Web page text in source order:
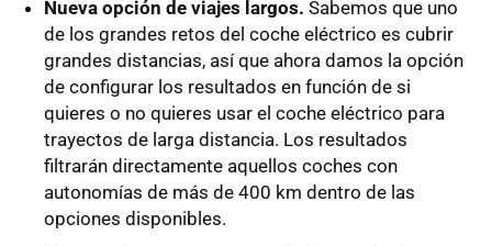
Nueva opción de viajes largos. Sabemos que uno
de los grandes retos del coche eléctrico es cubrir
grandes distancias, así que ahora damos la opción
de configurar los resultados en función de si
quieres o no quieres usar el coche eléctrico para
trayectos de larga distancia. Los resultados
filtrarán directamente aquellos coches con
autonomías de más de 400 km dentro de las
opciones disponibles.